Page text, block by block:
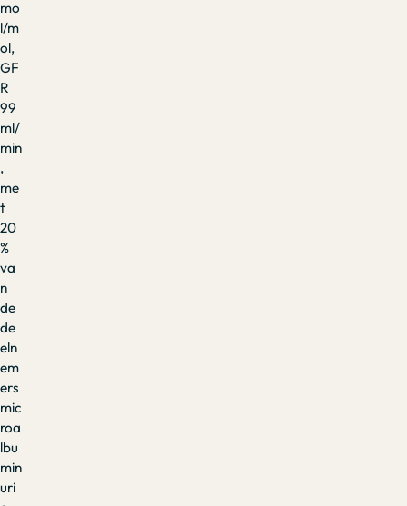
mo
l/m
ol,
GF
R
99
ml/
min
,
me
t
20
%
va
n
de
de
eln
em
ers
mic
roa
lbu
min
uri